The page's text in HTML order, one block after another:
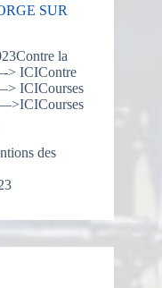
SUR
la
> ICIContre
ICICourses
des